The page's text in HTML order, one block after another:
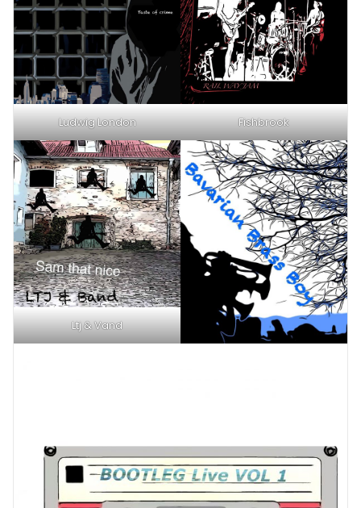
Ludwig London Fishbrook
Ltj & Vand